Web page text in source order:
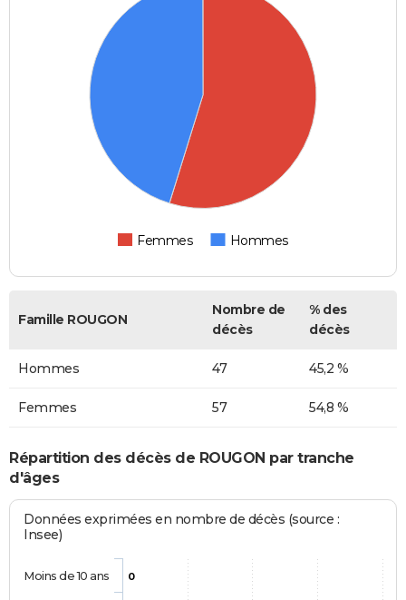
Femmes Hommes
Famille ROUGON
Nombre de
décès
% des
décès
Hommes 47 45,2 %
Femmes 57 54,8 %
Répartition des décès de ROUGON par tranche
d'âges
Données exprimées en nombre de décès (source :
Insee)
0
Moins de 10 ans